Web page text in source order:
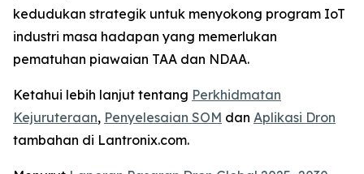
kedudukan strategik untuk menyokong program IoT
industri masa hadapan yang memerlukan
pematuhan piawaian TAA dan NDAA.
Ketahui lebih lanjut tentang Perkhidmatan
Kejuruteraan, Penyelesaian SOM dan Aplikasi Dron
tambahan di Lantronix.com.